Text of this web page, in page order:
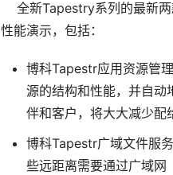
全新Tapestry系列的最新两
性能演示，包括：
博科Tapestr应用资源管
源的结构和性能，并自
伴和客户，将大大减少配
博科Tapestr广域文件服
些远距离需要通过广域网